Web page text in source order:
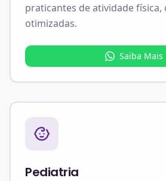
praticantes de atividade física,
otimizadas.
Saiba Mais
Pediatria